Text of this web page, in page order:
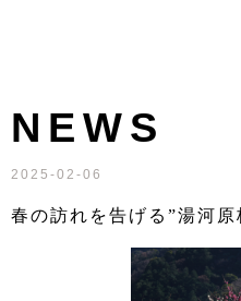
NEWS
2025-02-06
春の訪れを告げる”湯河